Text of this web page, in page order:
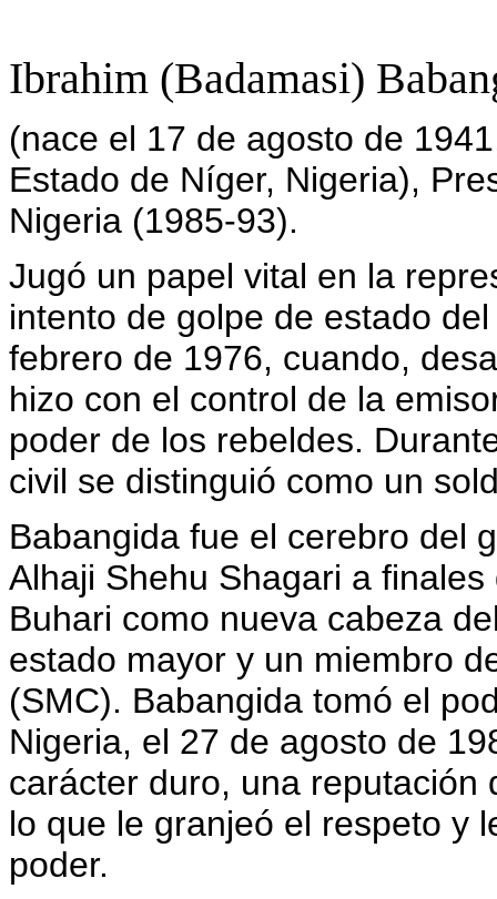
Ibrahim (Badamasi)
(nace el 17 de agosto de
Estado de Níger, Nigeria),
Nigeria (1985-93).
Jugó un papel vital en la
intento de golpe de estado
febrero de 1976, cuando,
hizo con el control de la
poder de los rebeldes.
civil se distinguió como un
Babangida fue el cerebro del
Alhaji Shehu Shagari a
Buhari como nueva cabeza
estado mayor y un miembro
(SMC). Babangida tomó el
Nigeria, el 27 de agosto de
carácter duro, una
lo que le granjeó el respeto y
poder.